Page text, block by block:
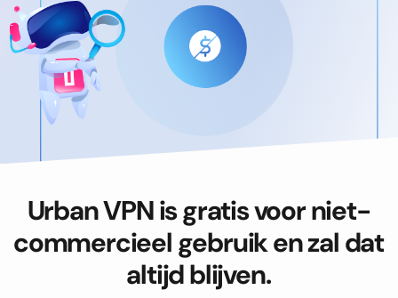
Urban VPN is gratis voor niet-
commercieel gebruik en zal dat
altijd blijven.